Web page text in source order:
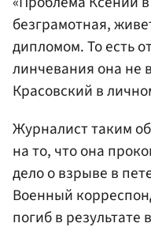
безграмотная,
дипломом. То есть
линчевания она не
Красовский в
Журналист таким
на то, что она
дело о взрыве в
Военный
погиб в результате